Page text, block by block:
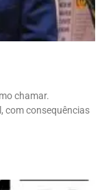
chamar.
com consequências